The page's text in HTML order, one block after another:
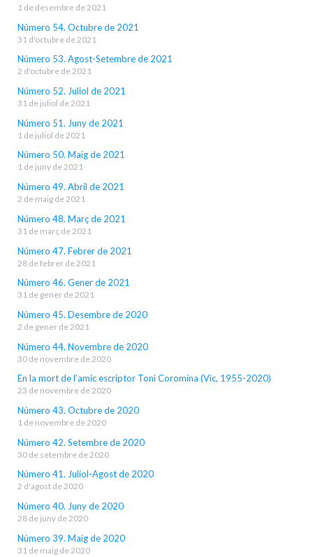
1 de desembre de 2021
Número 54. Octubre de 2021
31 d'octubre de 2021
Número 53. Agost-Setembre de 2021
2 d'octubre de 2021
Número 52. Juliol de 2021
31 de juliol de 2021
Número 51. Juny de 2021
1 de juliol de 2021
Número 50. Maig de 2021
1 de juny de 2021
Número 49. Abril de 2021
2 de maig de 2021
Número 48. Març de 2021
31 de març de 2021
Número 47. Febrer de 2021
28 de febrer de 2021
Número 46. Gener de 2021
31 de gener de 2021
Número 45. Desembre de 2020
2 de gener de 2021
Número 44. Novembre de 2020
30 de novembre de 2020
En la mort de l’amic escriptor Toni Coromina (Vic, 1955-2020)
23 de novembre de 2020
Número 43. Octubre de 2020
1 de novembre de 2020
Número 42. Setembre de 2020
30 de setembre de 2020
Número 41. Juliol-Agost de 2020
2 d'agost de 2020
Número 40. Juny de 2020
28 de juny de 2020
Número 39. Maig de 2020
31 de maig de 2020